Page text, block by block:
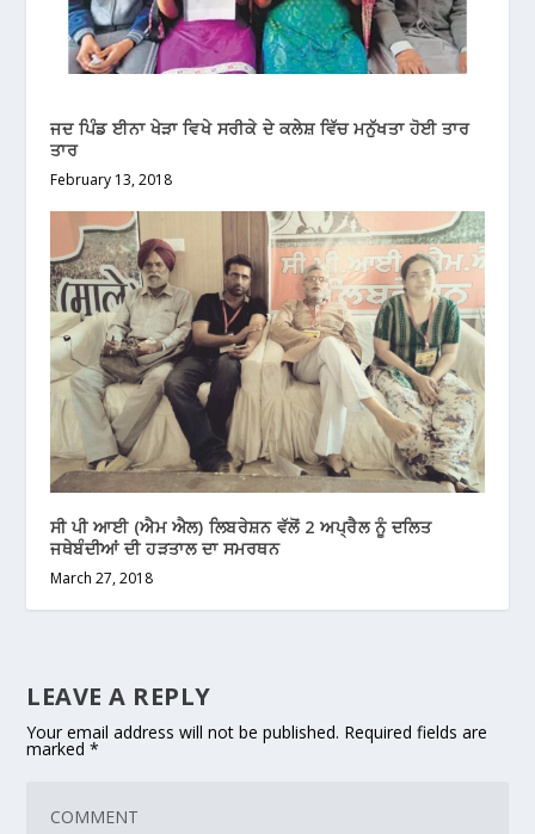
ਜਦ ਪਿੰਡ ਈਨਾ ਖੇੜਾ ਵਿਖੇ ਸਰੀਕੇ ਦੇ ਕਲੇਸ਼ ਵਿੱਚ ਮਨੁੱਖਤਾ ਹੋਈ ਤਾਰ
ਤਾਰ
February 13, 2018
ਸੀ ਪੀ ਆਈ (ਐਮ ਐਲ) ਲਿਬਰੇਸ਼ਨ ਵੱਲੋਂ 2 ਅਪ੍ਰੈਲ ਨੂੰ ਦਲਿਤ
ਜਥੇਬੰਦੀਆਂ ਦੀ ਹੜਤਾਲ ਦਾ ਸਮਰਥਨ
March 27, 2018
LEAVE A REPLY
Your email address will not be published. Required fields are
marked*